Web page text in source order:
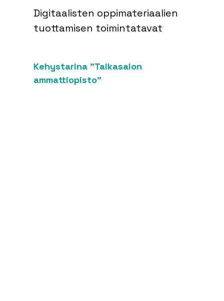
Digitaalisten oppimateriaalien
tuottamisen toimintatavat
Kehystarina "Taikasalon
ammattiopisto"